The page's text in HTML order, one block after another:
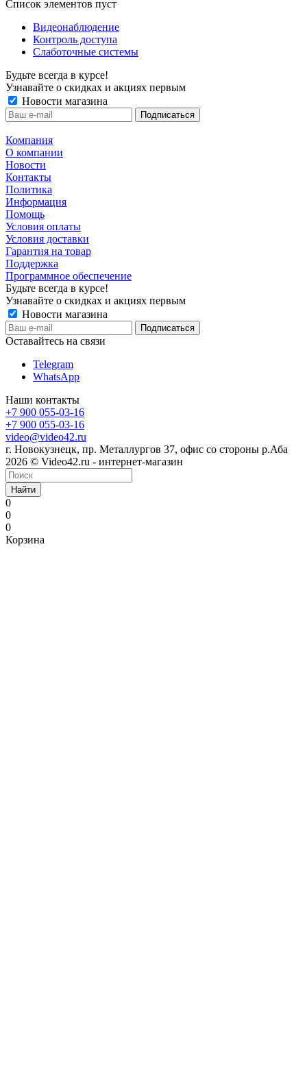
Список элементов пуст
Видеонаблюдение
Контроль доступа
Слаботочные системы
Будьте всегда в курсе!
Узнавайте о скидках и акциях первым
Новости магазина
Компания
О компании
Новости
Контакты
Политика
Информация
Помощь
Условия оплаты
Условия доставки
Гарантия на товар
Поддержка
Программное обеспечение
Будьте всегда в курсе!
Узнавайте о скидках и акциях первым
Новости магазина
Оставайтесь на связи
Telegram
WhatsApp
Наши контакты
+7 900 055-03-16
+7 900 055-03-16
video@video42.ru
г. Новокузнецк, пр. Металлургов 37, офис со стороны р.Аба
2026 © Video42.ru - интернет-магазин
Найти
0
0
0
Корзина